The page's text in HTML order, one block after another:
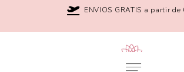
ENVIOS GRATIS a partir de